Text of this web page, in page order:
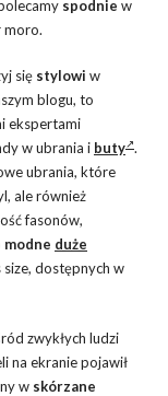
spodnie w
moro.
się stylowi w
blogu, to
ekspertami
w ubrania i buty .
ubrania, które
ale również
fasonów,
modne duże
dostępnych w
zwykłych ludzi
na ekranie pojawił
w skórzane